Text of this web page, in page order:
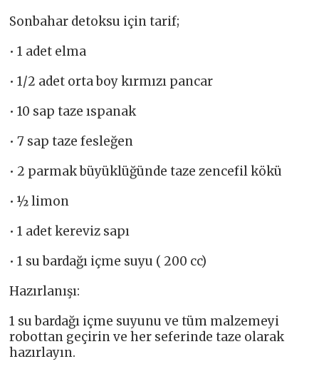
Sonbahar detoksu için tarif;
• 1 adet elma
• 1/2 adet orta boy kırmızı pancar
• 10 sap taze ıspanak
• 7 sap taze fesleğen
• 2 parmak büyüklüğünde taze zencefil kökü
• ½ limon
• 1 adet kereviz sapı
• 1 su bardağı içme suyu ( 200 cc)
Hazırlanışı:
1 su bardağı içme suyunu ve tüm malzemeyi
robottan geçirin ve her seferinde taze olarak
hazırlayın.